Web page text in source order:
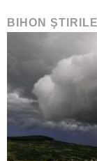
BIHON